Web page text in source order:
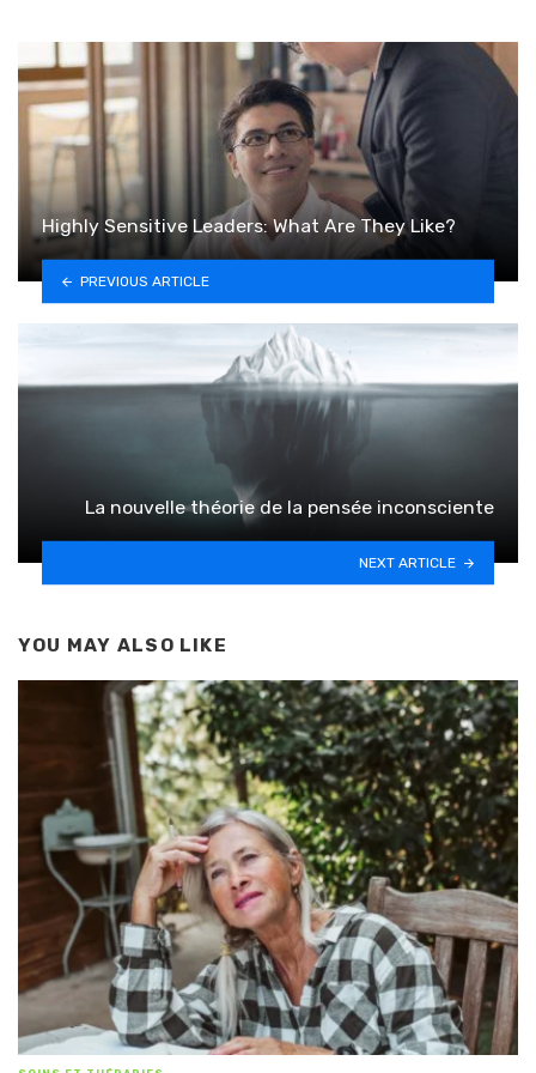
Highly Sensitive Leaders: What Are They Like?
PREVIOUS ARTICLE
La nouvelle théorie de la pensée inconsciente
NEXT ARTICLE
YOU MAY ALSO LIKE